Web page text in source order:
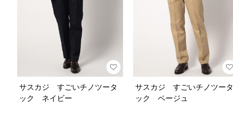
サスカジ すごいチノツータ
ック ネイビー
サスカジ すごいチノツータ
ック ベージュ